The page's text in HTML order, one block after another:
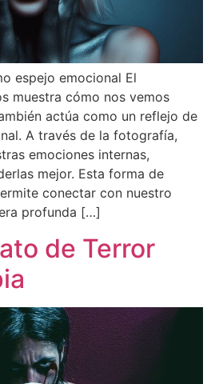
espejo emocional El
muestra cómo nos vemos
actúa como un reflejo de
A través de la fotografía,
emociones internas,
mejor. Esta forma de
conectar con nuestro
profunda […]
de Terror